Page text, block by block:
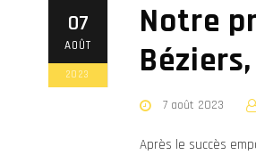
07
AOÛT
2023
Notre
7 août 2023
Après le succès